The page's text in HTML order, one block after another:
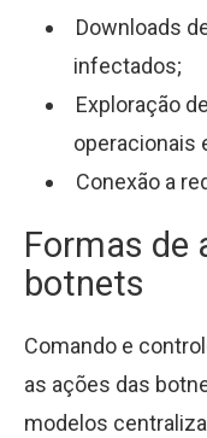
Downloads
infectados;
Exploração
operacionais
Conexão a
Formas de
botnets
Comando e
as ações das
modelos